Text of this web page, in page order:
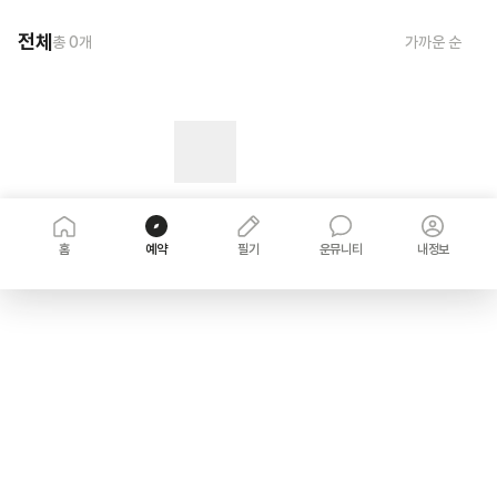
전체 총0개 가까운 순
홈 예약 필기 운뮤니티 내정보